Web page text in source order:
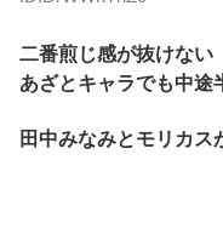
二番煎じ感が抜けない
あざとキャラでも中途
田中みなみとモリカス